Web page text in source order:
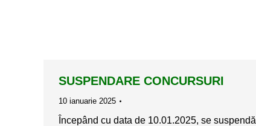
SUSPENDARE CONCURSURI
10 ianuarie 2025
Începând cu data de 10.01.2025, se suspendă